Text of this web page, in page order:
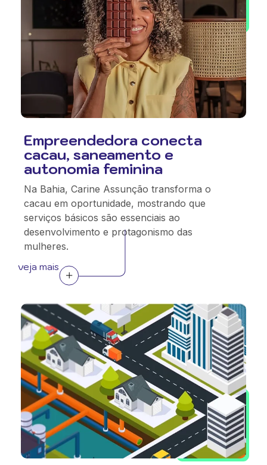
Empreendedora conecta
cacau, saneamento e
autonomia feminina
Na Bahia, Carine Assunção transforma o
cacau em oportunidade, mostrando que
serviços básicos são essenciais ao
desenvolvimento e protagonismo das
mulheres.
veja mais